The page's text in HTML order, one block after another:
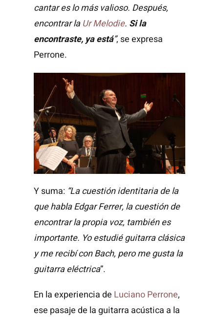
cantar es lo más valioso. Después,
encontrar laUr Melodie. Si la
encontraste, ya está”, se expresa
Perrone.
Y suma:“La cuestión identitaria de la
que habla Edgar Ferrer, la cuestión de
encontrar la propia voz, también es
importante. Yo estudié guitarra clásica
y me recibí con Bach, pero me gusta la
guitarra eléctrica”.
En la experiencia de Luciano Perrone,
ese pasaje de la guitarra acústica a la